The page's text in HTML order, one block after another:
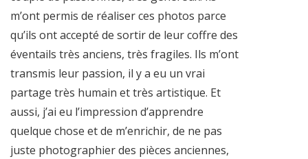
m’ont permis de réaliser ces photos parce
qu’ils ont accepté de sortir de leur coffre des
éventails très anciens, très fragiles. Ils m’ont
transmis leur passion, il y a eu un vrai
partage très humain et très artistique. Et
aussi, j’ai eu l’impression d’apprendre
quelque chose et de m’enrichir, de ne pas
juste photographier des pièces anciennes,